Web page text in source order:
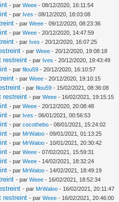
- parWeee - 08/12/2020, 16:11:54
- par Ives - 08/12/2020, 18:03:08
- parWeee - 09/12/2020, 08:23:36
- parWeee - 20/12/2020, 14:47:59
- par Ives - 20/12/2020, 16:07:25
- parWeee - 20/12/2020, 19:08:18
restreint - par Ives - 20/12/2020, 19:43:49
- parfilou59 - 20/12/2020, 16:10:57
- parWeee - 20/12/2020, 19:10:15
- parfilou59 - 15/02/2021, 08:36:08
restreint - parWeee - 16/02/2021, 19:15:15
- parWeee - 20/12/2020, 20:08:48
- par Ives - 06/01/2021, 00:56:53
- parcocothebo - 08/01/2021, 15:24:02
- par MrWaloo - 09/01/2021, 01:13:25
- par MrWaloo - 10/01/2021, 20:30:42
- parWeee - 07/02/2021, 15:59:31
- parWeee - 14/02/2021, 18:32:24
- par MrWaloo - 14/02/2021, 18:49:19
- parWeee - 16/02/2021, 18:52:34
- par MrWaloo - 16/02/2021, 20:11:47
restreint - parWeee - 16/02/2021, 20:46:00